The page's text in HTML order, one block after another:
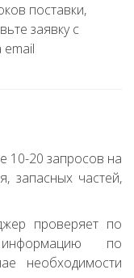
поставки,
заявку с
email
10-20 запросов на
запасных частей,
проверяет по
по
необходимости